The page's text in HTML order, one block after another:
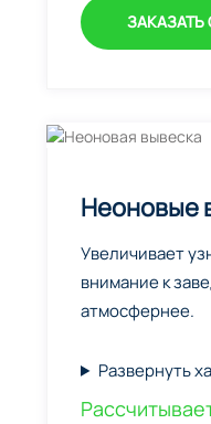
ЗАКАЗАТЬ
Неоновые
Увеличивает
внимание к
атмосфернее.
Развернуть